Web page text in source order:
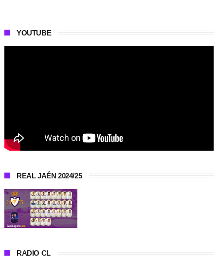
YOUTUBE
REAL JAÉN 2024/25
RADIO CL